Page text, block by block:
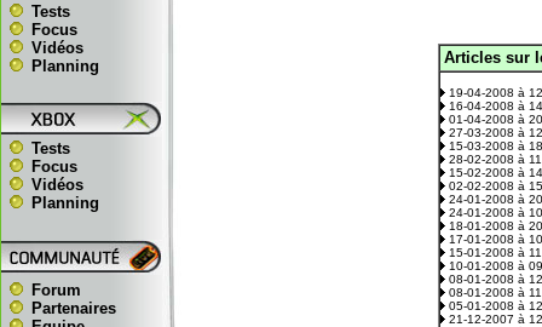
Tests
Focus
Vidéos
Planning
Tests
Focus
Vidéos
Planning
Forum
Partenaires
Articles sur
19-04-2008 à
16-04-2008 à
01-04-2008 à
27-03-2008 à
15-03-2008 à
28-02-2008 à
15-02-2008 à
02-02-2008 à
24-01-2008 à
24-01-2008 à
18-01-2008 à
17-01-2008 à
15-01-2008 à
10-01-2008 à
08-01-2008 à
08-01-2008 à
05-01-2008 à
21-12-2007 à